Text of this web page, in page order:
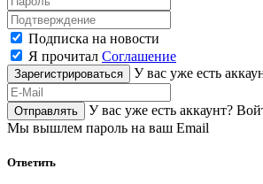
Подписка на новости
Я прочитал Соглашение
Зарегистрироваться У вас уже есть
Отправлять У вас уже есть аккаунт?
Мы вышлем пароль на ваш Email
Ответить